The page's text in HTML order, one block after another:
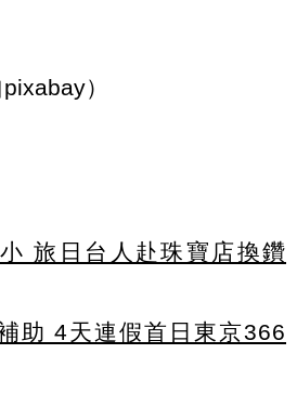
）
旅日台人赴珠寶店換鑽
助 4天連假首日東京366